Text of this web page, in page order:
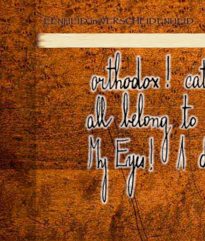
EENHEID in VERSCHEIDENHEID
Close